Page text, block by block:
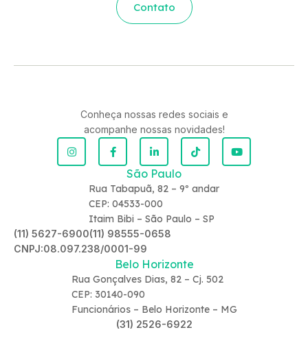
Contato
Conheça nossas redes sociais e
acompanhe nossas novidades!
São Paulo
Rua Tabapuã, 82 – 9º andar
CEP: 04533-000
Itaim Bibi – São Paulo – SP
(11) 5627-6900(11) 98555-0658
CNPJ:08.097.238/0001-99
Belo Horizonte
Rua Gonçalves Dias, 82 – Cj. 502
CEP: 30140-090
Funcionários – Belo Horizonte – MG
(31) 2526-6922